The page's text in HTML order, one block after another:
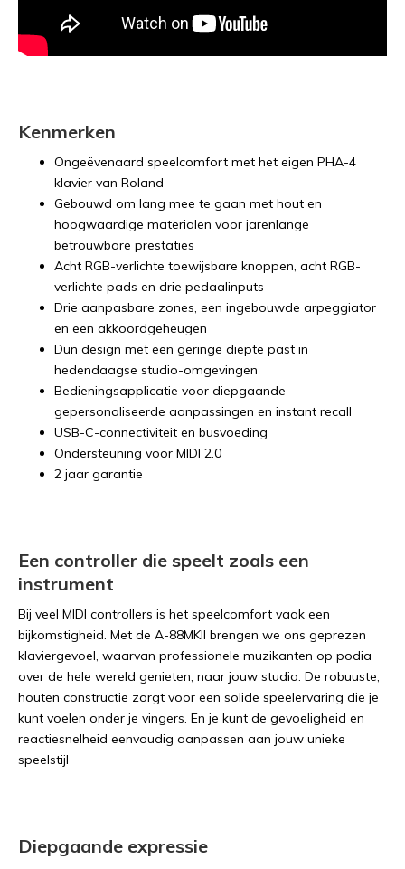
Kenmerken
Ongeëvenaard speelcomfort met het eigen PHA-4
klavier van Roland
Gebouwd om lang mee te gaan met hout en
hoogwaardige materialen voor jarenlange
betrouwbare prestaties
Acht RGB-verlichte toewijsbare knoppen, acht RGB-
verlichte pads en drie pedaalinputs
Drie aanpasbare zones, een ingebouwde arpeggiator
en een akkoordgeheugen
Dun design met een geringe diepte past in
hedendaagse studio-omgevingen
Bedieningsapplicatie voor diepgaande
gepersonaliseerde aanpassingen en instant recall
USB-C-connectiviteit en busvoeding
Ondersteuning voor MIDI 2.0
2 jaar garantie
Een controller die speelt zoals een
instrument
Bij veel MIDI controllers is het speelcomfort vaak een
bijkomstigheid. Met de A-88MKII brengen we ons geprezen
klaviergevoel, waarvan professionele muzikanten op podia
over de hele wereld genieten, naar jouw studio. De robuuste,
houten constructie zorgt voor een solide speelervaring die je
kunt voelen onder je vingers. En je kunt de gevoeligheid en
reactiesnelheid eenvoudig aanpassen aan jouw unieke
speelstijl
Diepgaande expressie